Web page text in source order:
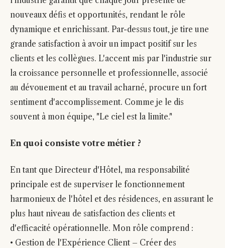
nouveaux défis et opportunités, rendant le rôle
dynamique et enrichissant. Par-dessus tout, je tire une
grande satisfaction à avoir un impact positif sur les
clients et les collègues. L'accent mis par l'industrie sur
la croissance personnelle et professionnelle, associé
au dévouement et au travail acharné, procure un fort
sentiment d'accomplissement. Comme je le dis
souvent à mon équipe, "Le ciel est la limite."
En quoi consiste votre métier ?
En tant que Directeur d'Hôtel, ma responsabilité
principale est de superviser le fonctionnement
harmonieux de l'hôtel et des résidences, en assurant le
plus haut niveau de satisfaction des clients et
d'efficacité opérationnelle. Mon rôle comprend :
• Gestion de l'Expérience Client – Créer des